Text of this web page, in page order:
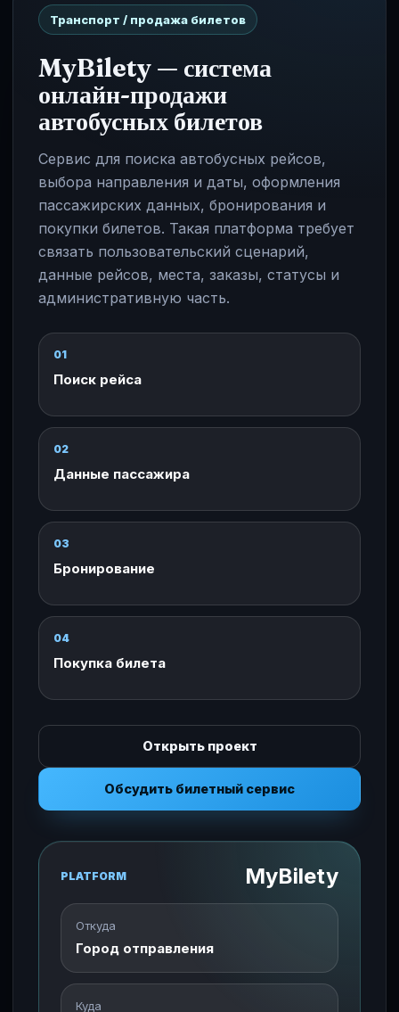
Транспорт / продажа билетов
MyBilety — система
онлайн-продажи
автобусных билетов
Сервис для поиска автобусных рейсов,
выбора направления и даты, оформления
пассажирских данных, бронирования и
покупки билетов. Такая платформа требует
связать пользовательский сценарий,
данные рейсов, места, заказы, статусы и
административную часть.
01
Поиск рейса
02
Данные пассажира
03
Бронирование
04
Покупка билета
Открыть проект
Обсудить билетный сервис
PLATFORM MyBilety
Откуда
Город отправления
Куда